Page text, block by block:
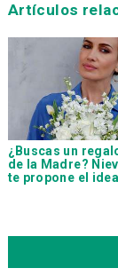
Artículos
¿Buscas un
de la Madre?
te propone el ideal